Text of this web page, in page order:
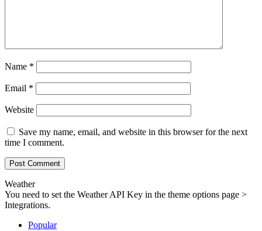
Name *
Email *
Website
Save my name, email, and website in this browser for the next
time I comment.
Weather
You need to set the Weather API Key in the theme options page >
Integrations.
Popular